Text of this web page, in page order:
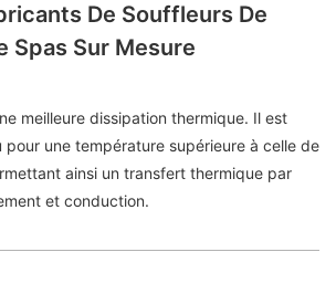
De Souffleurs De
Spas Sur Mesure
meilleure dissipation thermique. Il est
pour une température supérieure à celle de
ainsi un transfert thermique par
et conduction.